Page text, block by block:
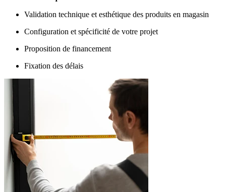
Validation technique et esthétique des produits en magasin
Configuration et spécificité de votre projet
Proposition de financement
Fixation des délais